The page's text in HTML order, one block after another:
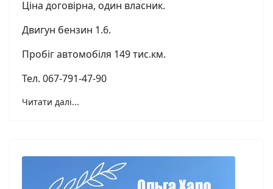
Ціна договірна, один власник.
Двигун бензин 1.6.
Пробіг автомобіля 149 тис.км.
Тел. 067-791-47-90
Читати далі...